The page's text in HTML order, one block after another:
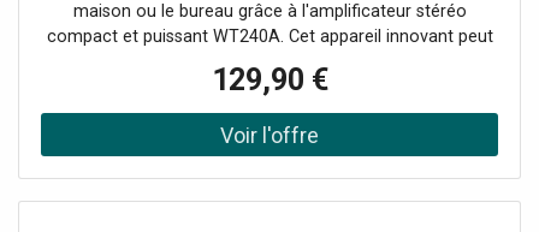
maison ou le bureau grâce à l'amplificateur stéréo
compact et puissant WT240A. Cet appareil innovant peut
système audio HiFi multi-pièces sans fil grâce à
l'amplificateur numérique de classe D intégré à la pointe
de la technologie. (puissance de 2x 40 Watt) Il est équipé
de la fonction WIFI pour connecter vos enceintes à votre
129,90 €